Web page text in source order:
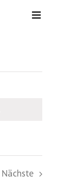
Nächste